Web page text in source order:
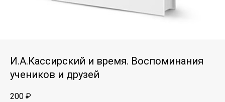
И.А.Кассирский и время. Воспоминания
учеников и друзей
200 ₽